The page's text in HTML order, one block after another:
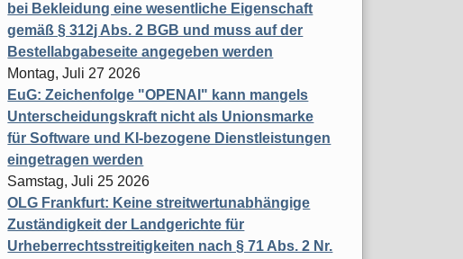
bei Bekleidung eine wesentliche Eigenschaft
gemäß § 312j Abs. 2 BGB und muss auf der
Bestellabgabeseite angegeben werden
Montag, Juli 27 2026
EuG: Zeichenfolge "OPENAI" kann mangels
Unterscheidungskraft nicht als Unionsmarke
für Software und KI-bezogene Dienstleistungen
eingetragen werden
Samstag, Juli 25 2026
OLG Frankfurt: Keine streitwertunabhängige
Zuständigkeit der Landgerichte für
Urheberrechtsstreitigkeiten nach § 71 Abs. 2 Nr.